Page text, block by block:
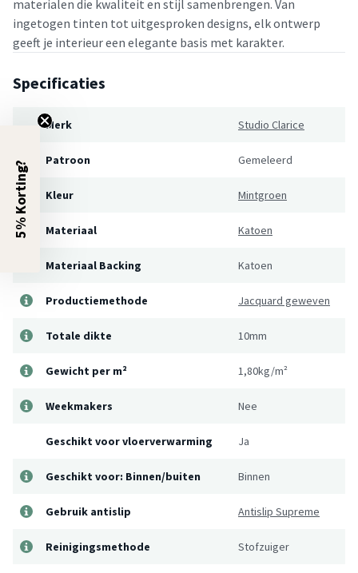
materialen die kwaliteit en stijl samenbrengen. Van
ingetogen tinten tot uitgesproken designs, elk ontwerp
geeft je interieur een elegante basis met karakter.
Specificaties
Merk Studio Clarice
Patroon Gemeleerd
Kleur Mintgroen
Materiaal Katoen
Materiaal Backing Katoen
Productiemethode Jacquard geweven
Totale dikte 10mm
Gewicht per m² 1,80kg/m²
Weekmakers Nee
Geschikt voor vloerverwarming Ja
Geschikt voor: Binnen/buiten Binnen
Gebruik antislip Antislip Supreme
Reinigingsmethode Stofzuiger
5% Korting?